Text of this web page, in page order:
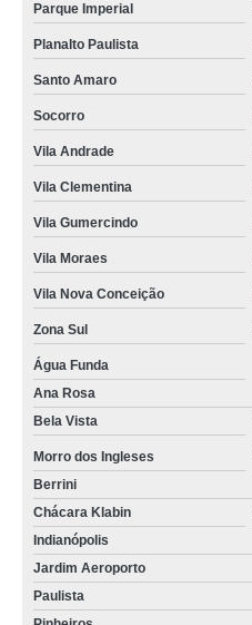
Parque Imperial
Planalto Paulista
Santo Amaro
Socorro
Vila Andrade
Vila Clementina
Vila Gumercindo
Vila Moraes
Vila Nova Conceição
Zona Sul
Água Funda
Ana Rosa
Bela Vista
Morro dos Ingleses
Berrini
Chácara Klabin
Indianópolis
Jardim Aeroporto
Paulista